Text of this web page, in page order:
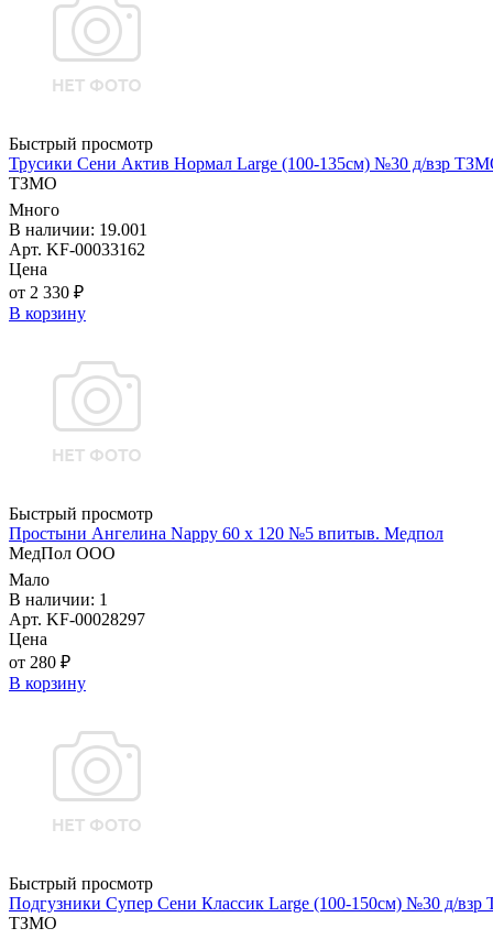
Быстрый просмотр
Трусики Сени Актив Нормал Large (100-135см) №30 д/взр
ТЗМО
Много
В наличии: 19.001
Арт. KF-00033162
Цена
от 2 330 ₽
В корзину
Быстрый просмотр
Простыни Ангелина Nappy 60 х 120 №5 впитыв. Медпол
МедПол ООО
Мало
В наличии: 1
Арт. KF-00028297
Цена
от 280 ₽
В корзину
Быстрый просмотр
Подгузники Супер Сени Классик Large (100-150см) №30 д/
ТЗМО